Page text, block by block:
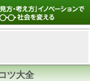
ツ大全